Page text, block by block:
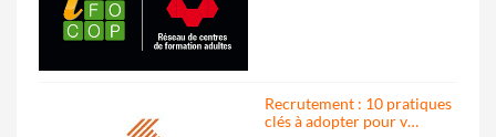
Recrutement : 10 pratiques
clés à adopter pour v…